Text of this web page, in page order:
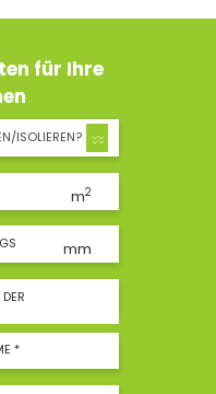
für Ihre
ISOLIEREN?
m2
mm
*